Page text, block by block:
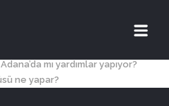
mı yardımlar yapıyor?
ne yapar?